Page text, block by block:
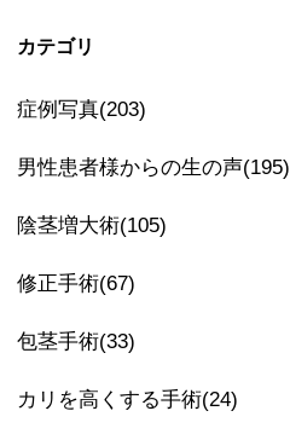
カテゴリ
症例写真(203)
男性患者様からの生の声(195)
陰茎増大術(105)
修正手術(67)
包茎手術(33)
カリを高くする手術(24)